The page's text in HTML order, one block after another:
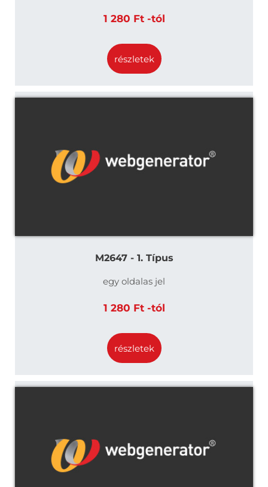
1 280 Ft -tól
részletek
M2647 - 1. Típus
egy oldalas jel
1 280 Ft -tól
részletek